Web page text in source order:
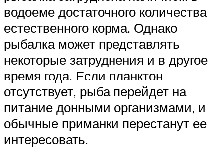
водоеме достаточного количества
естественного корма. Однако
рыбалка может представлять
некоторые затруднения и в другое
время года. Если планктон
отсутствует, рыба перейдет на
питание донными организмами, и
обычные приманки перестанут ее
интересовать.